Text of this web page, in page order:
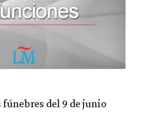
del 9 de junio